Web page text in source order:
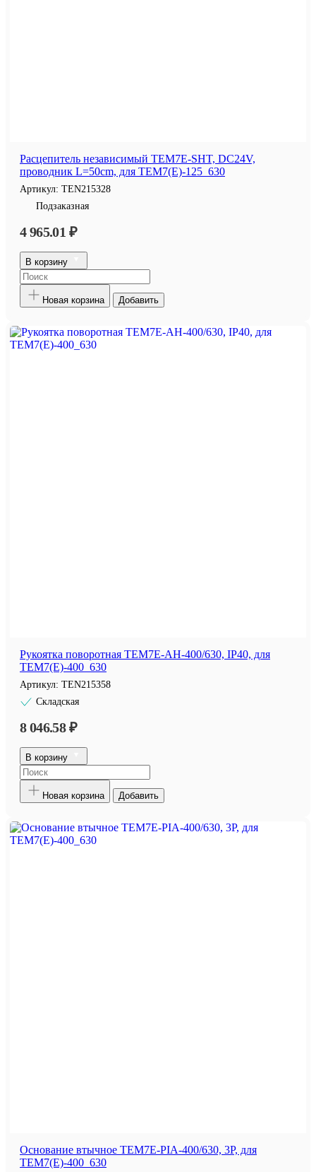
Расцепитель независимый TEM7E-SHT, DC24V,
проводник L=50cm, для TEM7(E)-125_630
Артикул: TEN215328
Подзаказная
4 965.01 ₽
В корзину
Новая корзина Добавить
Рукоятка поворотная TEM7E-AH-400/630, IP40, для
TEM7(E)-400_630
Артикул: TEN215358
Складская
8 046.58 ₽
В корзину
Новая корзина Добавить
Основание втычное TEM7E-PIA-400/630, 3P, для
TEM7(E)-400_630